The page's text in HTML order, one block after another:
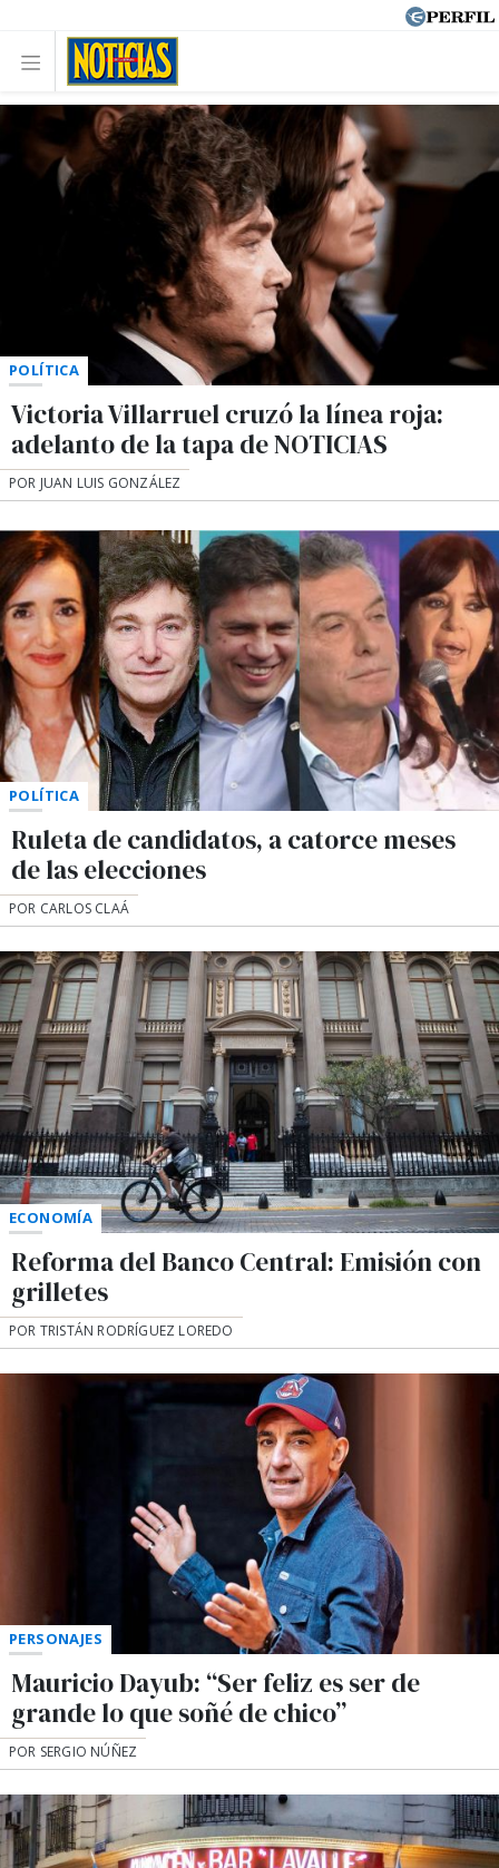
POLÍTICA
Victoria Villarruel cruzó la línea roja:
adelanto de la tapa de NOTICIAS
POR JUAN LUIS GONZÁLEZ
POLÍTICA
Ruleta de candidatos, a catorce meses
de las elecciones
POR CARLOS CLAÁ
ECONOMÍA
Reforma del Banco Central: Emisión con
grilletes
POR TRISTÁN RODRÍGUEZ LOREDO
PERSONAJES
Mauricio Dayub: “Ser feliz es ser de
grande lo que soñé de chico”
POR SERGIO NÚÑEZ